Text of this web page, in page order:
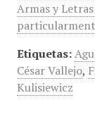
Armas y
Etiquetas:
César Vallejo,
Kulisiewicz